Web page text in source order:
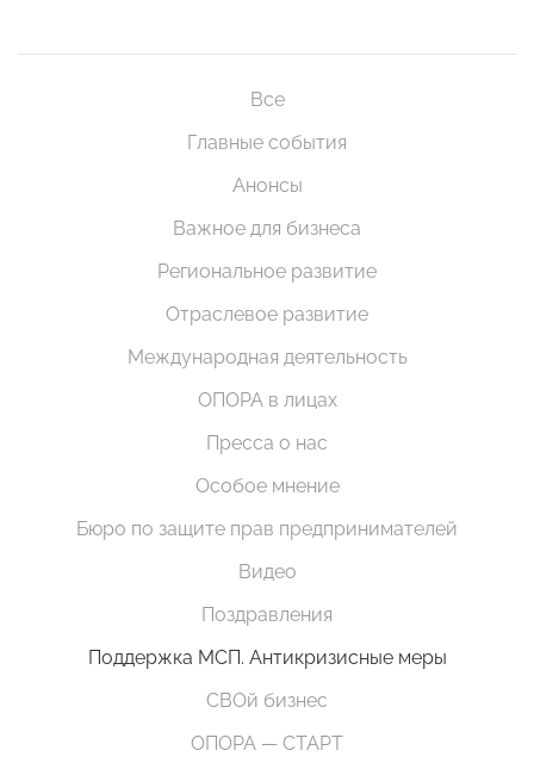
Все
Главные события
Анонсы
Важное для бизнеса
Региональное развитие
Отраслевое развитие
Международная деятельность
ОПОРА в лицах
Пресса о нас
Особое мнение
Бюро по защите прав предпринимателей
Видео
Поздравления
Поддержка МСП. Антикризисные меры
СВОй бизнес
ОПОРА — СТАРТ